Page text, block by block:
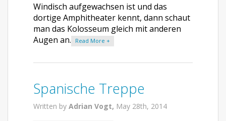
Windisch aufgewachsen ist und das
dortige Amphitheater kennt, dann schaut
man das Kolosseum gleich mit anderen
Augen an.
Read More +
Spanische Treppe
Written by Adrian Vogt, May 28th, 2014